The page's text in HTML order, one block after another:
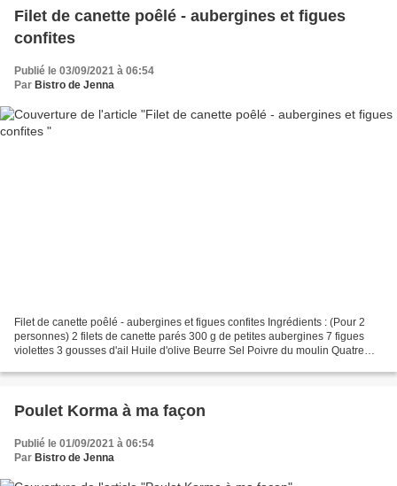
Filet de canette poêlé - aubergines et figues
confites
Publié le 03/09/2021 à 06:54
Par Bistro de Jenna
Filet de canette poêlé - aubergines et figues confites Ingrédients : (Pour 2
personnes) 2 filets de canette parés 300 g de petites aubergines 7 figues
violettes 3 gousses d'ail Huile d'olive Beurre Sel Poivre du moulin Quatre
Poulet Korma à ma façon
Publié le 01/09/2021 à 06:54
Par Bistro de Jenna